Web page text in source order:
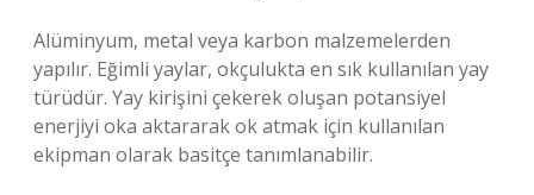
Alüminyum, metal veya karbon malzemelerden
yapılır. Eğimli yaylar, okçulukta en sık kullanılan yay
türüdür. Yay kirişini çekerek oluşan potansiyel
enerjiyi oka aktararak ok atmak için kullanılan
ekipman olarak basitçe tanımlanabilir.